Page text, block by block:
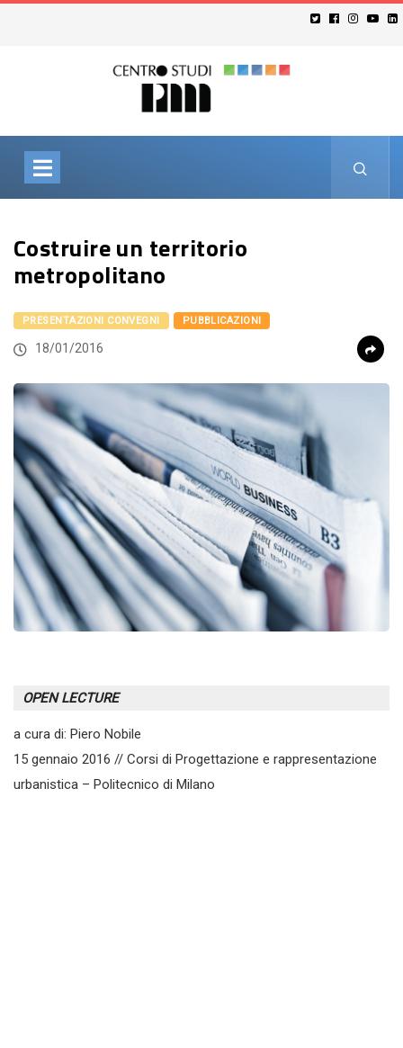
Costruire un territorio
metropolitano
PRESENTAZIONI CONVEGNI PUBBLICAZIONI
18/01/2016
OPEN LECTURE
a cura di: Piero Nobile
15 gennaio 2016 // Corsi di Progettazione e rappresentazione
urbanistica – Politecnico di Milano